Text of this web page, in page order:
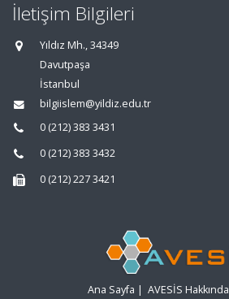
İletişim Bilgileri
Yıldız Mh., 34349
Davutpaşa
İstanbul
bilgiislem@yildiz.edu.tr
0 (212) 383 3431
0 (212) 383 3432
0 (212) 227 3421
Ana Sayfa | AVESİS Hakkında